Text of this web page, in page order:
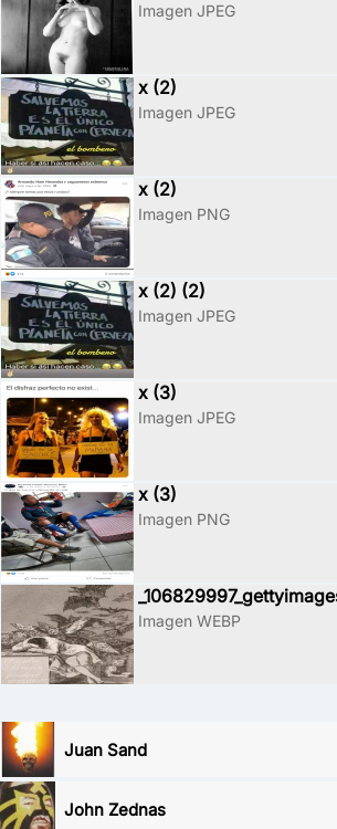
Imagen JPEG
x (2)
Imagen JPEG
x (2)
Imagen PNG
x (2) (2)
Imagen JPEG
x (3)
Imagen JPEG
x (3)
Imagen PNG
Imagen WEBP
Juan Sand
John Zednas